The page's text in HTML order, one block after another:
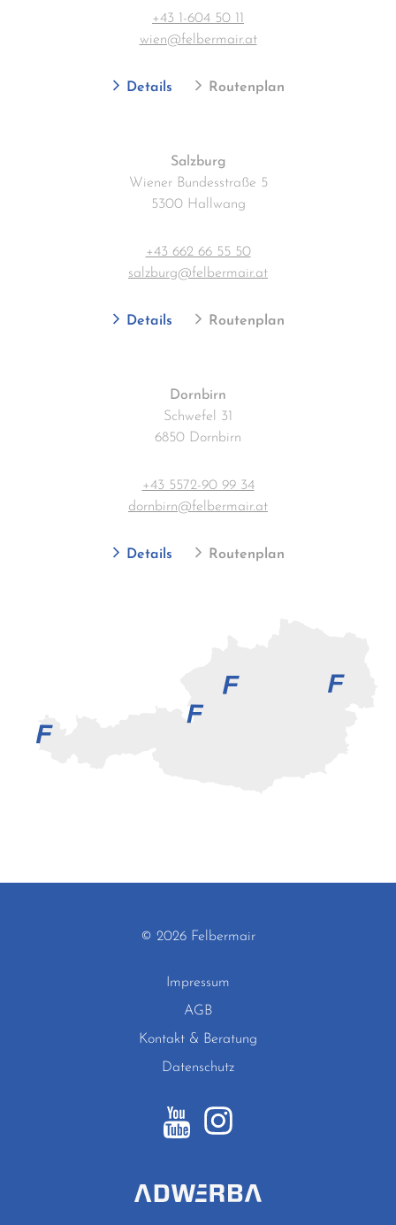
+43 1-604 50 11
wien@felbermair.at
Details Routenplan
Salzburg
Wiener Bundesstraße 5
5300 Hallwang
+43 662 66 55 50
salzburg@felbermair.at
Details Routenplan
Dornbirn
Schwefel 31
6850 Dornbirn
+43 5572-90 99 34
dornbirn@felbermair.at
Details Routenplan
© 2026 Felbermair
Impressum
AGB
Kontakt & Beratung
Datenschutz